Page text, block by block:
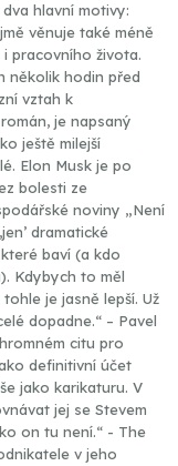
hlavní motivy:
věnuje také méně
pracovního života.
několik hodin před
vztah k
je napsaný
ještě milejší
Elon Musk je po
bolesti ze
noviny „Není
dramatické
baví (a kdo
Kdybych to měl
je jasně lepší. Už
dopadne.“ – Pavel
citu pro
definitivní účet
jako karikaturu. V
jej se Stevem
on tu není.“ - The
v jeho